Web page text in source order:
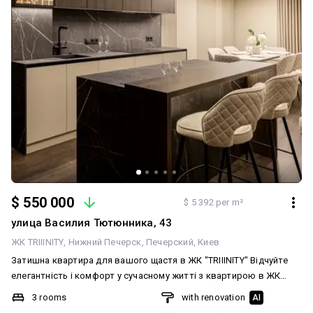
$ 550 000 $ 5 392 per m²
улица Василия Тютюнника, 43
ЖК TRIIINITY Нижний Печерск Печерский Киев
Затишна квартира для вашого щастя в ЖК "TRIIINITY" Відчуйте
елегантність і комфорт у сучасному житті з квартирою в ЖК
"TRIIINITY". Тут кожен куточок створений для вашого затишку та
3 rooms
with renovation AI